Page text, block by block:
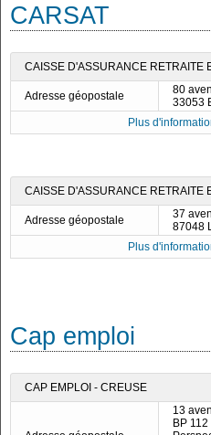
CARSAT
CAISSE D'ASSURANCE RETRAITE
Adresse géopostale
80
33053
Plus
CAISSE D'ASSURANCE RETRAITE
Adresse géopostale
37
87048
Plus
Cap emploi
CAP EMPLOI - CREUSE
13
BP 112